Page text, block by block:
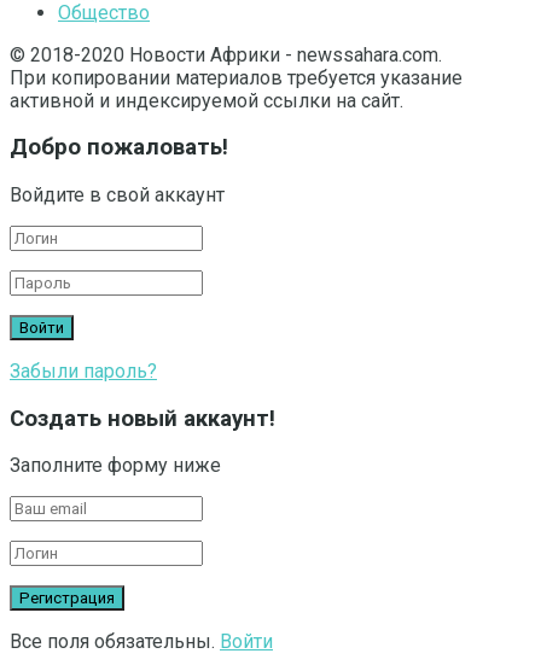
Общество
© 2018-2020 Новости Африки - newssahara.com.
При копировании материалов требуется указание
активной и индексируемой ссылки на сайт.
Добро пожаловать!
Войдите в свой аккаунт
Забыли пароль?
Создать новый аккаунт!
Заполните форму ниже
Все поля обязательны. Войти